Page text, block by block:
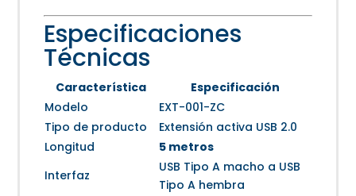
Especificaciones
Técnicas
Característica
Especificación
Modelo
EXT-001-ZC
Tipo de producto
Extensión activa USB 2.0
Longitud
5 metros
Interfaz
USB Tipo A macho a USB
Tipo A hembra